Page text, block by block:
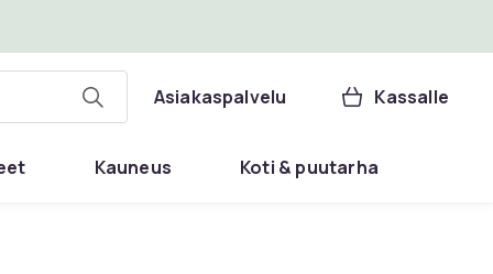
Asiakaspalvelu Kassalle
Kauneus Koti & puutarha